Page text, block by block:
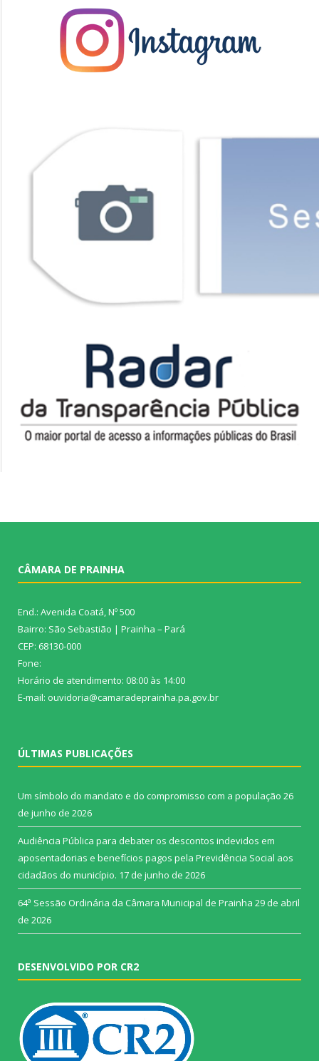
CÂMARA DE PRAINHA
End.: Avenida Coatá, Nº 500
Bairro: São Sebastião | Prainha – Pará
CEP: 68130-000
Fone:
Horário de atendimento: 08:00 às 14:00
E-mail: ouvidoria@camaradeprainha.pa.gov.br
ÚLTIMAS PUBLICAÇÕES
Um símbolo do mandato e do compromisso com a população 26
de junho de 2026
Audiência Pública para debater os descontos indevidos em
aposentadorias e benefícios pagos pela Previdência Social aos
cidadãos do município. 17 de junho de 2026
64ª Sessão Ordinária da Câmara Municipal de Prainha 29 de abril
de 2026
DESENVOLVIDO POR CR2